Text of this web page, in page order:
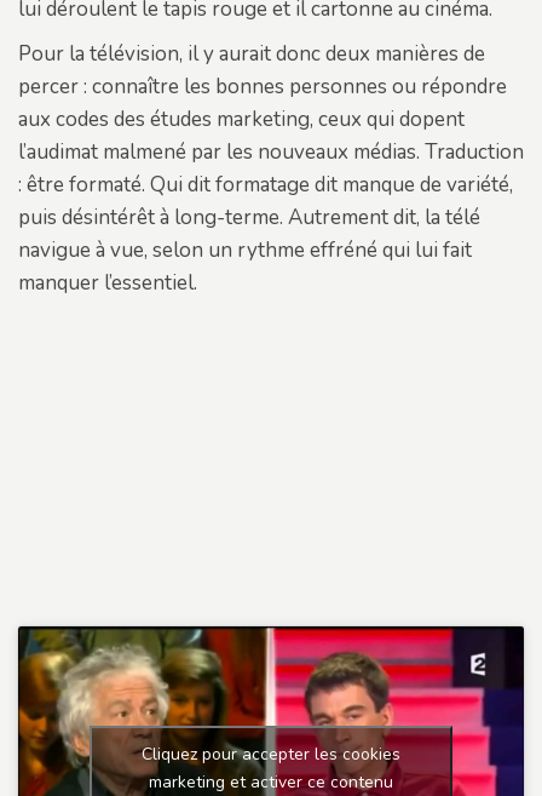
lui déroulent le tapis rouge et il cartonne au cinéma.
Pour la télévision, il y aurait donc deux manières de
percer : connaître les bonnes personnes ou répondre
aux codes des études marketing, ceux qui dopent
l’audimat malmené par les nouveaux médias. Traduction
: être formaté. Qui dit formatage dit manque de variété,
puis désintérêt à long-terme. Autrement dit, la télé
navigue à vue, selon un rythme effréné qui lui fait
manquer l’essentiel.
Cliquez pour accepter les cookies
marketing et activer ce contenu